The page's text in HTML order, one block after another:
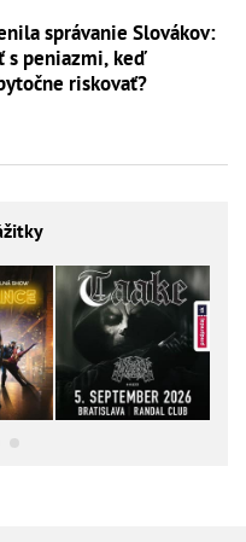
správanie Slovákov:
s peniazmi, keď
riskovať?